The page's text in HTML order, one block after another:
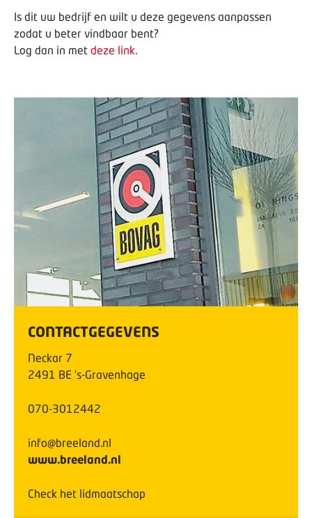
Is dit uw bedrijf en wilt u deze gegevens aanpassen
zodat u beter vindbaar bent?
Log dan in met deze link.
CONTACTGEGEVENS
Neckar 7
2491 BE 's-Gravenhage
070-3012442
info@breeland.nl
www.breeland.nl
Check het lidmaatschap